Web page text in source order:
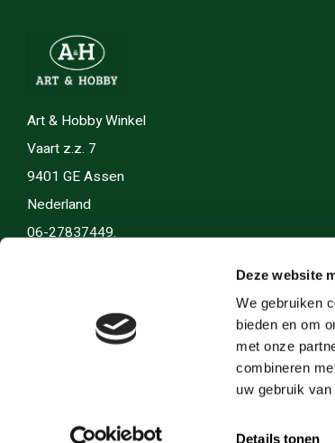
Deze website
We gebruiken
bieden en om
met onze
combineren
uw gebruik
Details tonen
Art & Hobby Winkel
Vaart z.z. 7
9401 GE Assen
Nederland
06-27837449.